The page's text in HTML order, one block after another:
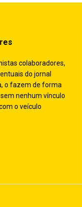
colaboradores,
do jornal
o fazem de forma
nenhum vínculo
o veículo